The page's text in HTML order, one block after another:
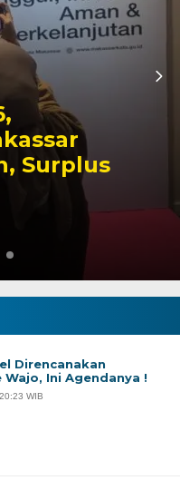
ke
Tanah
Direncanakan
Ini Agendanya !
WIB